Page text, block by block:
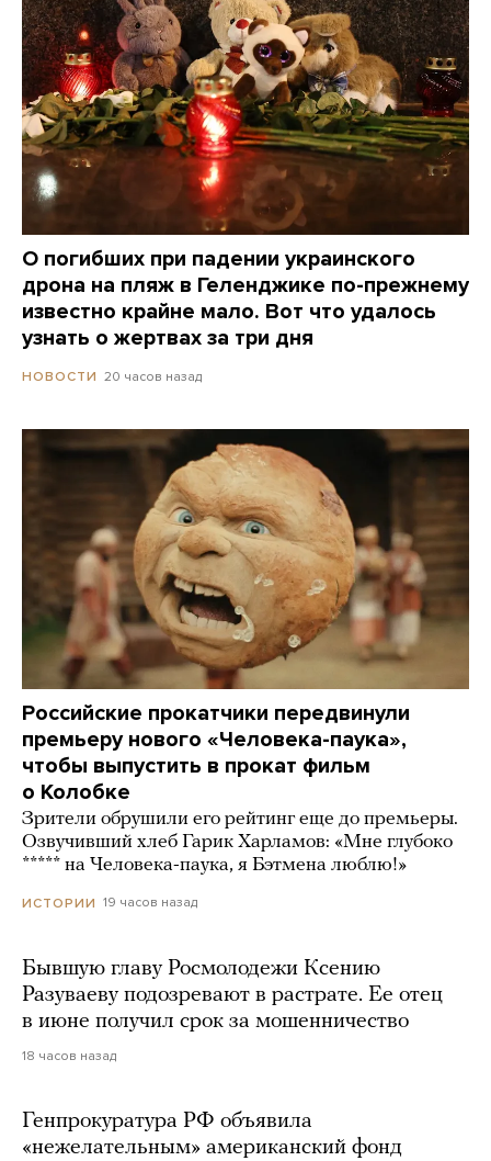
О погибших при падении украинского
дрона на пляж в Геленджике по-прежнему
известно крайне мало. Вот что удалось
узнать о жертвах за три дня
НОВОСТИ 20 часов назад
Российские прокатчики передвинули
премьеру нового «Человека-паука»,
чтобы выпустить в прокат фильм
о Колобке
Зрители обрушили его рейтинг еще до премьеры.
Озвучивший хлеб Гарик Харламов: «Мне глубоко
***** на Человека-паука, я Бэтмена люблю!»
ИСТОРИИ 19 часов назад
Бывшую главу Росмолодежи Ксению
Разуваеву подозревают в растрате. Ее отец
в июне получил срок за мошенничество
18 часов назад
Генпрокуратура РФ объявила
«нежелательным» американский фонд